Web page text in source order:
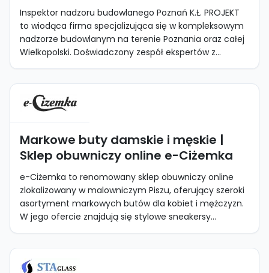
Inspektor nadzoru budowlanego Poznań K.Ł. PROJEKT
to wiodąca firma specjalizująca się w kompleksowym
nadzorze budowlanym na terenie Poznania oraz całej
Wielkopolski. Doświadczony zespół ekspertów z...
Markowe buty damskie i męskie |
Sklep obuwniczy online e-Ciżemka
e-Ciżemka to renomowany sklep obuwniczy online
zlokalizowany w malowniczym Piszu, oferujący szeroki
asortyment markowych butów dla kobiet i mężczyzn.
W jego ofercie znajdują się stylowe sneakersy...